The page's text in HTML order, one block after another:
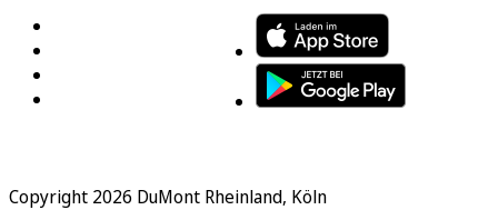
Copyright 2026 DuMont Rheinland, Köln